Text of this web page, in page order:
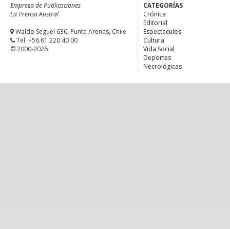
Empresa de Publicaciones
La Prensa Austral
Waldo Seguel 636, Punta Arenas, Chile
Tel. +56.61 220 40 00
© 2000-2026
CATEGORÍAS
Crónica
Editorial
Espectaculos
Cultura
Vida Social
Deportes
Necrológicas